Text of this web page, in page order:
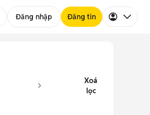
Đăng nhập Đăng tin
Xoá
lọc